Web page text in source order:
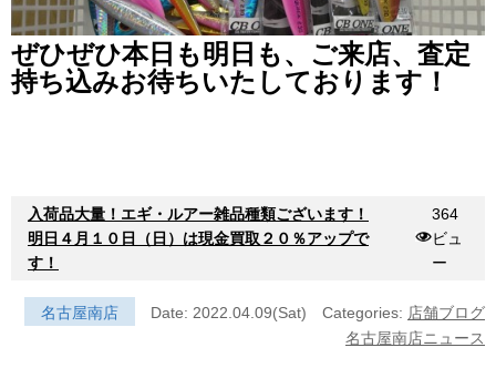
ぜひぜひ本日も明日も、ご来店、査定
持ち込みお待ちいたしております！
入荷品大量！エギ・ルアー雑品種類ございます！
明日４月１０日（日）は現金買取２０％アップで
す！
364
ビュ
ー
名古屋南店 Date: 2022.04.09(Sat) Categories: 店舗ブログ
名古屋南店ニュース